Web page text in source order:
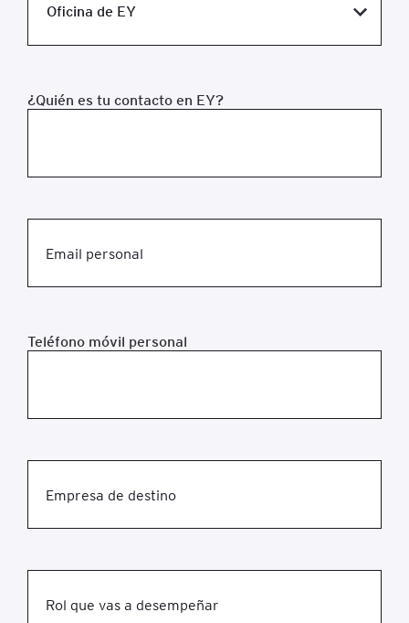
¿Quién es tu contacto en EY?
Email personal
Teléfono móvil personal
Empresa de destino
Rol que vas a desempeñar